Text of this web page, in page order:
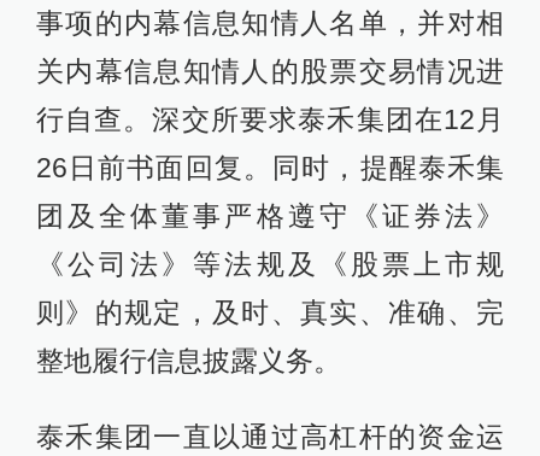
事项的内幕信息知情人名单，并对相
关内幕信息知情人的股票交易情况进
行自查。深交所要求泰禾集团在12月
26日前书面回复。同时，提醒泰禾集
团及全体董事严格遵守《证券法》
《公司法》等法规及《股票上市规
则》的规定，及时、真实、准确、完
整地履行信息披露义务。
泰禾集团一直以通过高杠杆的资金运